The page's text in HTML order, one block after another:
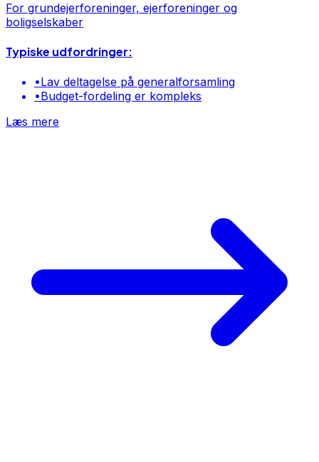
For grundejerforeninger, ejerforeninger og
boligselskaber
Typiske udfordringer:
•Lav deltagelse på generalforsamling
•Budget-fordeling er kompleks
Læs mere